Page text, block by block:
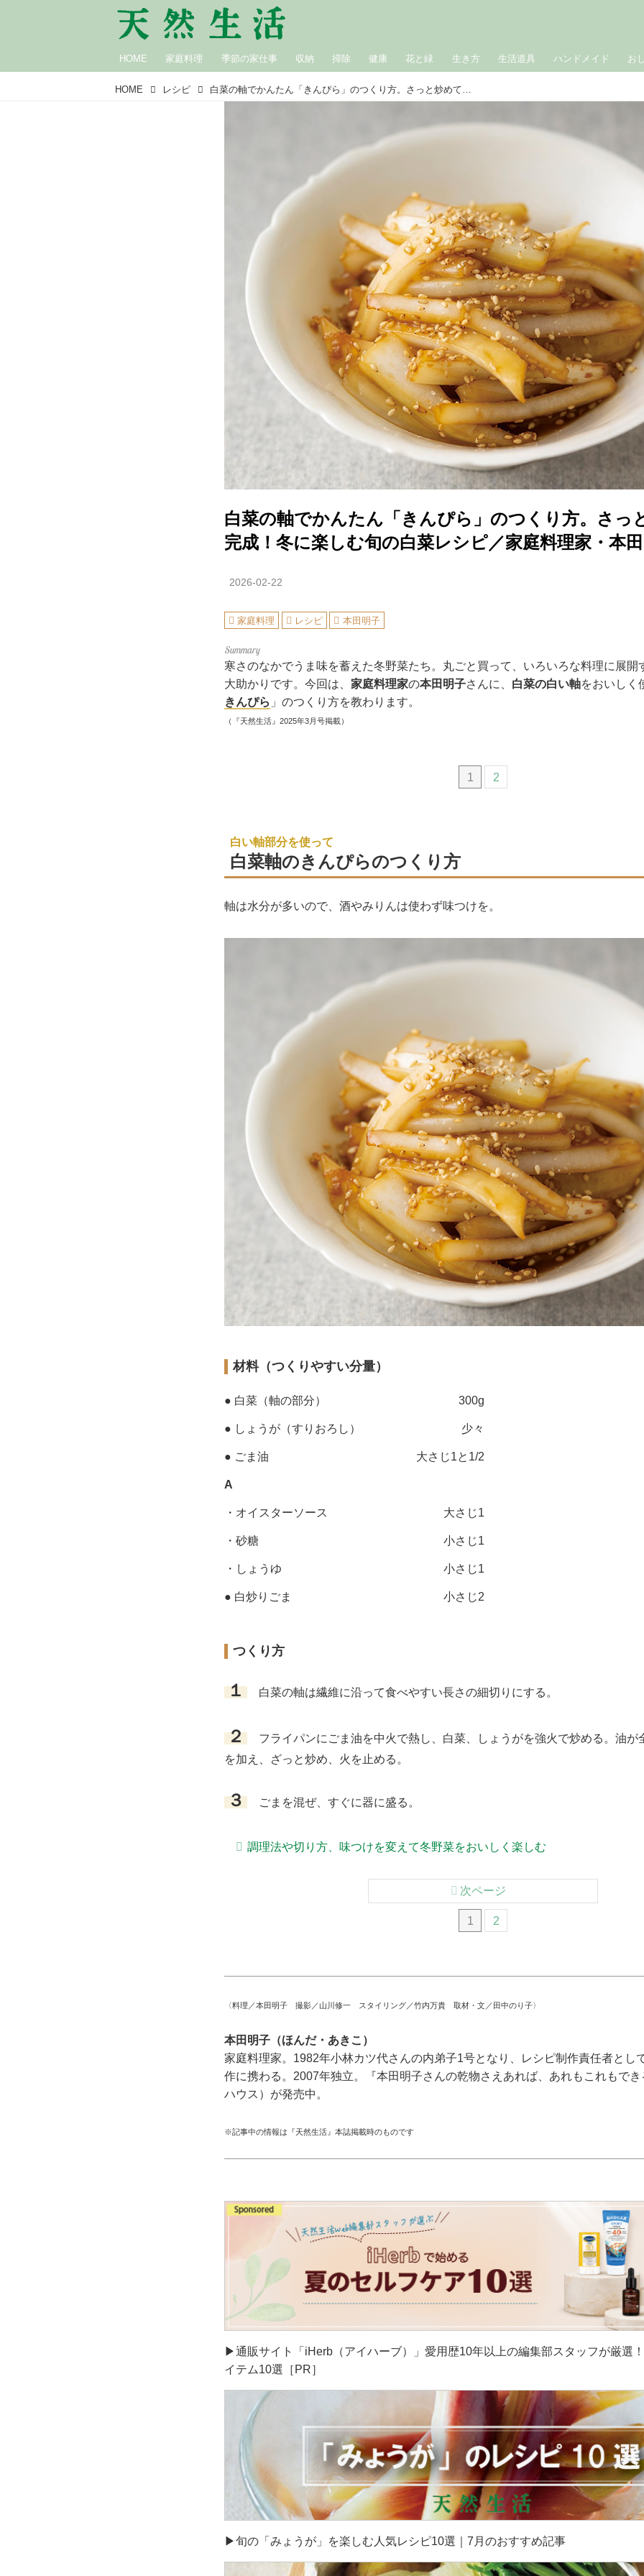
HOME 家庭料理 季節の家仕事 収納 掃除 健康 花と緑 生き方 生活道具 ハンドメイド お
HOME レシピ 白菜の軸でかんたん「きんぴら」のつくり方。さっと炒めて一品完成！冬に楽しむ旬の白菜レシピ／家庭料理家・本田明子さん
白菜の軸でかんたん「きんぴら」のつくり方。さっ
完成！冬に楽しむ旬の白菜レシピ／家庭料理家・本
2026-02-22
家庭料理 レシピ 本田明子
寒さのなかでうま味を蓄えた冬野菜たち。丸ごと買って、いろいろな料理に展開
大助かりです。今回は、 家庭料理家の本田明子さんに、 白菜の白い軸をおいしく
きんぴら 」のつくり方を教わります。
（『天然生活』2025年3月号掲載）
1 2
白い軸部分を使って
白菜軸のきんぴらのつくり方
軸は水分が多いので、酒やみりんは使わず味つけを。
材料（つくりやすい分量）
● 白菜（軸の部分） 300g
● しょうが（すりおろし） 少々
● ごま油 大さじ1と1/2
A
・オイスターソース 大さじ1
・砂糖 小さじ1
・しょうゆ 小さじ1
● 白炒りごま 小さじ2
つくり方
１ 白菜の軸は繊維に沿って食べやすい長さの細切りにする。
２ フライパンにごま油を中火で熱し、白菜、しょうがを強火で炒める。油が
を加え、ざっと炒め、火を止める。
３ ごまを混ぜ、すぐに器に盛る。
調理法や切り方、味つけを変えて冬野菜をおいしく楽しむ
1 2
次ページ
〈料理／本田明子 撮影／山川修一 スタイリング／竹内万貴 取材・文／田中のり子〉
本田明子（ほんだ・あきこ）
家庭料理家。1982年小林カツ代さんの内弟子1号となり、レシピ制作責任者とし
作に携わる。2007年独立。『本田明子さんの乾物さえあれば、あれもこれもで
ハウス）が発売中。
※記事中の情報は『天然生活』本誌掲載時のものです
▶通販サイト「iHerb（アイハーブ）」愛用歴10年以上の編集部スタッフが厳選
イテム10選［PR］
▶旬の「みょうが」を楽しむ人気レシピ10選｜7月のおすすめ記事